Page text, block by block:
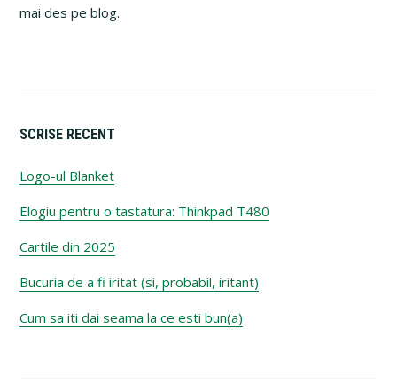
mai des pe blog.
SCRISE RECENT
Logo-ul Blanket
Elogiu pentru o tastatura: Thinkpad T480
Cartile din 2025
Bucuria de a fi iritat (si, probabil, iritant)
Cum sa iti dai seama la ce esti bun(a)